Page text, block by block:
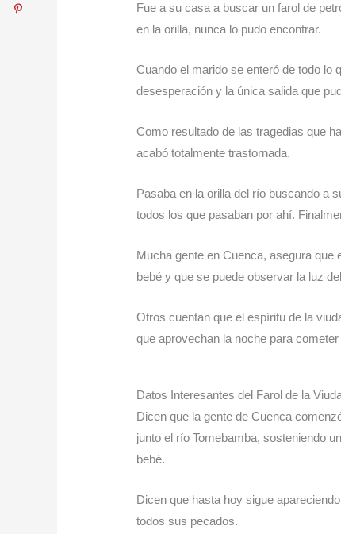
Fue a su casa a buscar un farol de
en la orilla, nunca lo pudo encontrar.
Cuando el marido se enteró de todo lo
desesperación y la única salida que
Como resultado de las tragedias que
acabó totalmente trastornada.
Pasaba en la orilla del río buscando a
todos los que pasaban por ahí.
Mucha gente en Cuenca, asegura que
bebé y que se puede observar la luz
Otros cuentan que el espíritu de la
que aprovechan la noche para
Datos Interesantes del Farol de la
Dicen que la gente de Cuenca
junto el río Tomebamba, sosteniendo
bebé.
Dicen que hasta hoy sigue
todos sus pecados.